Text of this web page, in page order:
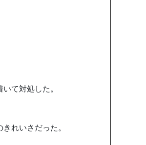
て対処した。
れいさだった。